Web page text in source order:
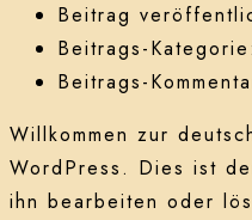
Beitrag
Beitrags-Kategorie:
Beitrags-
Willkommen zur
WordPress. Dies ist
ihn bearbeiten oder